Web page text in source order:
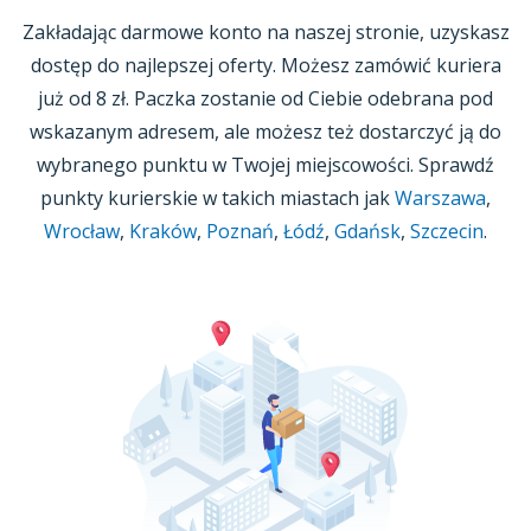
Zakładając darmowe konto na naszej stronie, uzyskasz
dostęp do najlepszej oferty. Możesz zamówić kuriera
już od 8 zł. Paczka zostanie od Ciebie odebrana pod
wskazanym adresem, ale możesz też dostarczyć ją do
wybranego punktu w Twojej miejscowości. Sprawdź
punkty kurierskie w takich miastach jakWarszawa,
Wrocław, Kraków, Poznań, Łódź, Gdańsk, Szczecin.